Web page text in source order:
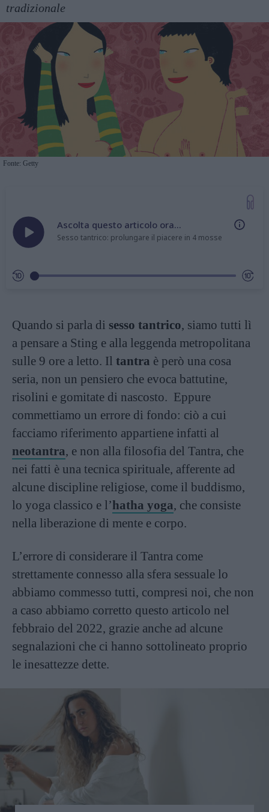
tradizionale
Fonte: Getty
Ascolta questo articolo ora...
Sesso tantrico: prolungare il piacere in 4 mosse
Quando si parla di sesso tantrico, siamo tutti lì
a pensare a Sting e alla leggenda metropolitana
sulle 9 ore a letto. Il tantra è però una cosa
seria, non un pensiero che evoca battutine,
risolini e gomitate di nascosto. Eppure
commettiamo un errore di fondo: ciò a cui
facciamo riferimento appartiene infatti al
neotantra, e non alla filosofia del Tantra, che
nei fatti è una tecnica spirituale, afferente ad
alcune discipline religiose, come il buddismo,
lo yoga classico e l’hatha yoga, che consiste
nella liberazione di mente e corpo.
L’errore di considerare il Tantra come
strettamente connesso alla sfera sessuale lo
abbiamo commesso tutti, compresi noi, che non
a caso abbiamo corretto questo articolo nel
febbraio del 2022, grazie anche ad alcune
segnalazioni che ci hanno sottolineato proprio
le inesattezze dette.